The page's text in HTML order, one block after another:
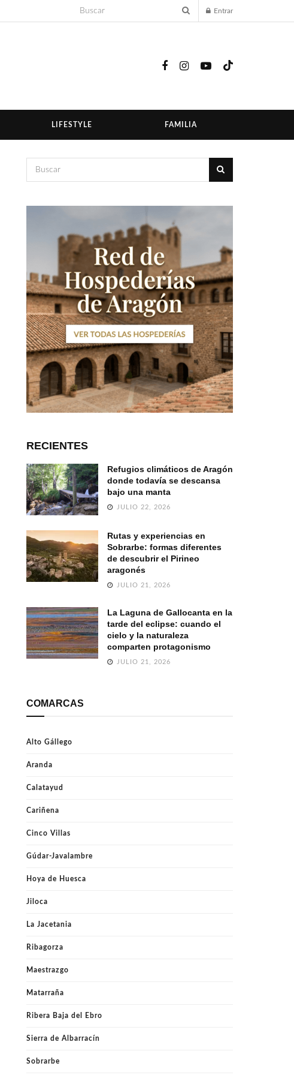
Entrar
LIFESTYLE FAMILIA
RECIENTES
Refugios climáticos de Aragón
donde todavía se descansa
bajo una manta
JULIO 22, 2026
Rutas y experiencias en
Sobrarbe: formas diferentes
de descubrir el Pirineo
aragonés
JULIO 21, 2026
La Laguna de Gallocanta en la
tarde del eclipse: cuando el
cielo y la naturaleza
comparten protagonismo
JULIO 21, 2026
COMARCAS
Alto Gállego
Aranda
Calatayud
Cariñena
Cinco Villas
Gúdar-Javalambre
Hoya de Huesca
Jiloca
La Jacetania
Ribagorza
Maestrazgo
Matarraña
Ribera Baja del Ebro
Sierra de Albarracín
Sobrarbe